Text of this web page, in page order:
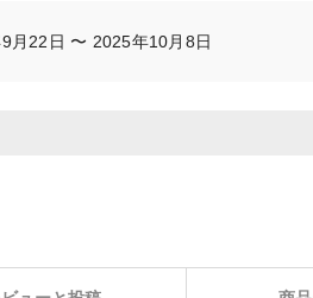
月22日 〜 2025年10月8日